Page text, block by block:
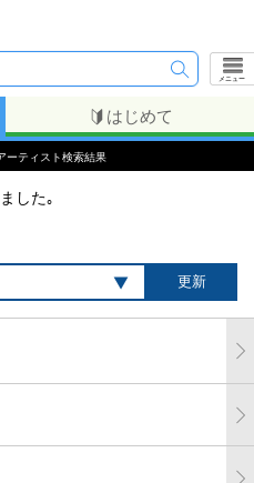
メニュー
はじめて
ーティスト検索結果
した｡